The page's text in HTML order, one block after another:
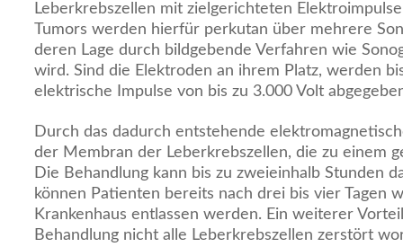
Leberkrebszellen mit zielgerichteten
Tumors werden hierfür perkutan über mehrere
deren Lage durch bildgebende Verfahren wie
wird. Sind die Elektroden an ihrem Platz, werden
elektrische Impulse von bis zu 3.000 Volt
Durch das dadurch entstehende
der Membran der Leberkrebszellen, die zu einem
Die Behandlung kann bis zu zweieinhalb Stunden
können Patienten bereits nach drei bis vier Tagen
Krankenhaus entlassen werden. Ein weiterer
Behandlung nicht alle Leberkrebszellen zerstört